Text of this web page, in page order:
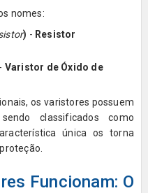
nomes:
) - Resistor
- Varistor de Óxido de
os varistores possuem
classificados como
única os torna
Funcionam: O